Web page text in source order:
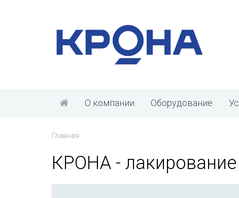
О компании Оборудование
Главная
КРОНА -